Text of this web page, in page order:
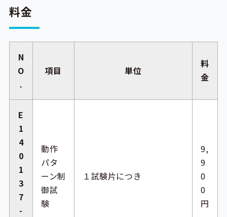
料金
N
O
.
項目 単位
料
金
E
1
4
0
1
3
7
-
動作
パタ
ーン制
御試
験
１試験片につき
9,
9
0
0
円